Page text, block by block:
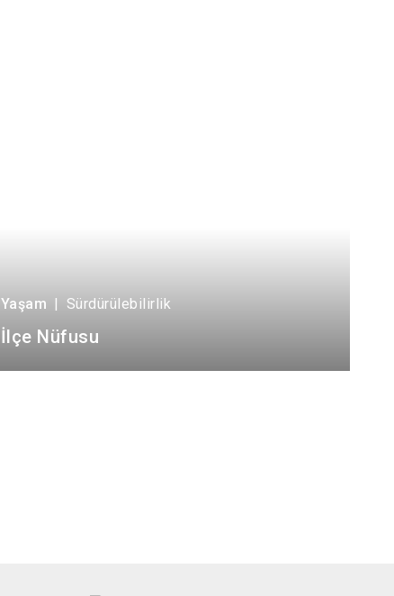
Yaşam | Sürdürülebilirlik
İlçe Nüfusu